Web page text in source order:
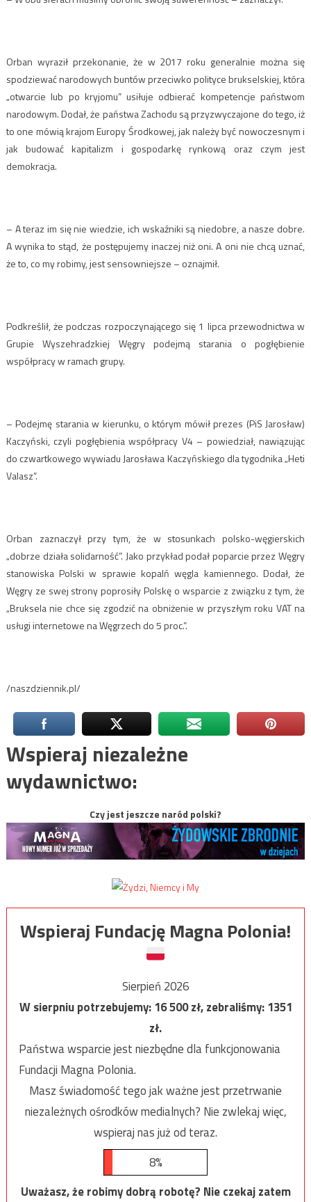
Orban wyraził przekonanie, że w 2017 roku generalnie można się
spodziewać narodowych buntów przeciwko polityce brukselskiej, która
„otwarcie lub po kryjomu” usiłuje odbierać kompetencje państwom
narodowym. Dodał, że państwa Zachodu są przyzwyczajone do tego, iż
to one mówią krajom Europy Środkowej, jak należy być nowoczesnym i
jak budować kapitalizm i gospodarkę rynkową oraz czym jest
demokracja.
– A teraz im się nie wiedzie, ich wskaźniki są niedobre, a nasze dobre.
A wynika to stąd, że postępujemy inaczej niż oni. A oni nie chcą uznać,
że to, co my robimy, jest sensowniejsze – oznajmił.
Podkreślił, że podczas rozpoczynającego się 1 lipca przewodnictwa w
Grupie Wyszehradzkiej Węgry podejmą starania o pogłębienie
współpracy w ramach grupy.
– Podejmę starania w kierunku, o którym mówił prezes (PiS Jarosław)
Kaczyński, czyli pogłębienia współpracy V4 – powiedział, nawiązując
do czwartkowego wywiadu Jarosława Kaczyńskiego dla tygodnika „Heti
Valasz”.
Orban zaznaczył przy tym, że w stosunkach polsko-węgierskich
„dobrze działa solidarność”. Jako przykład podał poparcie przez Węgry
stanowiska Polski w sprawie kopalń węgla kamiennego. Dodał, że
Węgry ze swej strony poprosiły Polskę o wsparcie z związku z tym, że
„Bruksela nie chce się zgodzić na obniżenie w przyszłym roku VAT na
usługi internetowe na Węgrzech do 5 proc.”.
/naszdziennik.pl/
Wspieraj niezależne
wydawnictwo:
Czy jest jeszcze naród polski?
Wspieraj Fundację Magna Polonia!
Sierpień 2026
W sierpniu potrzebujemy:16 500zł, zebraliśmy:1351
zł.
Państwa wsparcie jest niezbędne dla funkcjonowania
Fundacji Magna Polonia.
Masz świadomość tego jak ważne jest przetrwanie
niezależnych ośrodków medialnych? Nie zwlekaj więc,
wspieraj nas już od teraz.
8%
Uważasz, że robimy dobrą robotę? Nie czekaj zatem